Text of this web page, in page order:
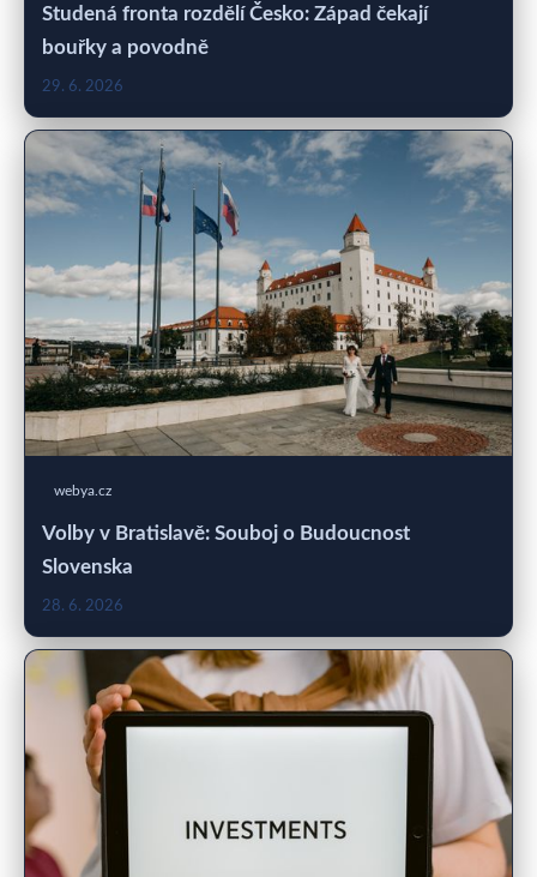
Studená fronta rozdělí Česko: Západ čekají
bouřky a povodně
29. 6. 2026
webya.cz
Volby v Bratislavě: Souboj o Budoucnost
Slovenska
28. 6. 2026